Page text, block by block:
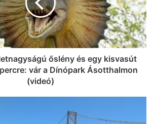
őslény és egy kisvasút
vár a Dínópark Ásotthalmon
(videó)